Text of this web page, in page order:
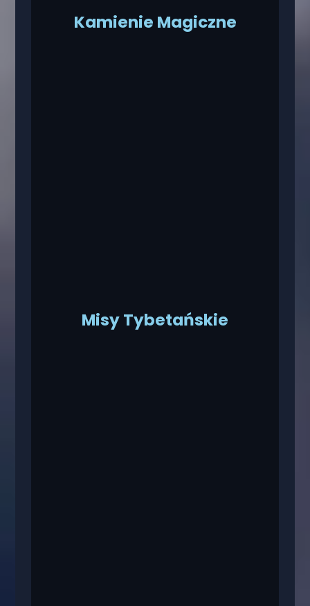
Kamienie Magiczne
Misy Tybetańskie